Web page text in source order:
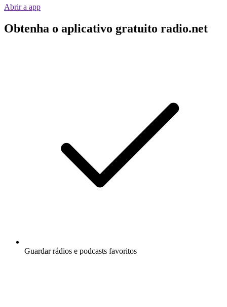
Abrir a app
Obtenha o aplicativo gratuito radio.net
Guardar rádios e podcasts favoritos